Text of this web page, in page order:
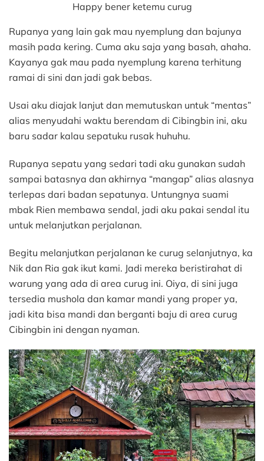
Happy bener ketemu curug
Rupanya yang lain gak mau nyemplung dan bajunya
masih pada kering. Cuma aku saja yang basah, ahaha.
Kayanya gak mau pada nyemplung karena terhitung
ramai di sini dan jadi gak bebas.
Usai aku diajak lanjut dan memutuskan untuk “mentas”
alias menyudahi waktu berendam di Cibingbin ini, aku
baru sadar kalau sepatuku rusak huhuhu.
Rupanya sepatu yang sedari tadi aku gunakan sudah
sampai batasnya dan akhirnya “mangap” alias alasnya
terlepas dari badan sepatunya. Untungnya suami
mbak Rien membawa sendal, jadi aku pakai sendal itu
untuk melanjutkan perjalanan.
Begitu melanjutkan perjalanan ke curug selanjutnya, ka
Nik dan Ria gak ikut kami. Jadi mereka beristirahat di
warung yang ada di area curug ini. Oiya, di sini juga
tersedia mushola dan kamar mandi yang proper ya,
jadi kita bisa mandi dan berganti baju di area curug
Cibingbin ini dengan nyaman.